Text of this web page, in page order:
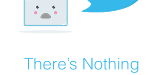
There’s Nothing